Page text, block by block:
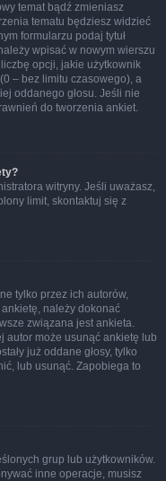
temat bądź zmieniasz
tematu będziesz widzieć
formularzu podaj tytuł
wpisać w nowym wierszu
opcji, jakie użytkownik
– bez limitu czasowego), a
oddanego głosu. Jeśli nie
do tworzenia ankiet.
witryny. Jeśli uważasz,
limit, skontaktuj się z
tylko przez ich autorów,
należy dokonać
związana jest ankieta.
autor może usunąć ankietę lub
już oddane głosy, tylko
lub usunąć. Zapobiega to
grup lub użytkowników.
inne operacje, musisz